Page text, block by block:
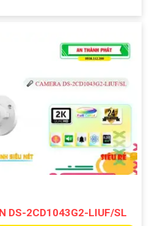
DS-2CD1043G2-LIUF/SL